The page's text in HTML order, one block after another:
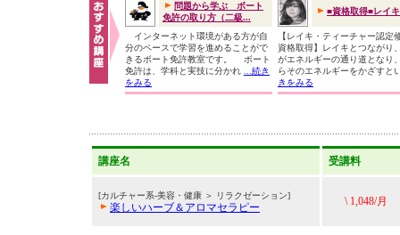
問題から学ぶ ボート
免許の取り方（二級...
インターネット環境がある方が自
分のペースで学習を進めることがで
きるボート免許教室です。 ボート
免許は、学科と実技に分かれ
...続き
をみる
■資格取得■レイ
【レイキ・ティーチャー認定
資格取得】レイキとつながり
がエネルギーの通り道となり
らそのエネルギーをかざすと
きをみる
講座名 受講料
[カルチャー系-美容・健康 ＞ リラクゼーション]
楽しいハーブ＆アロマセラピー \ 1,048/月